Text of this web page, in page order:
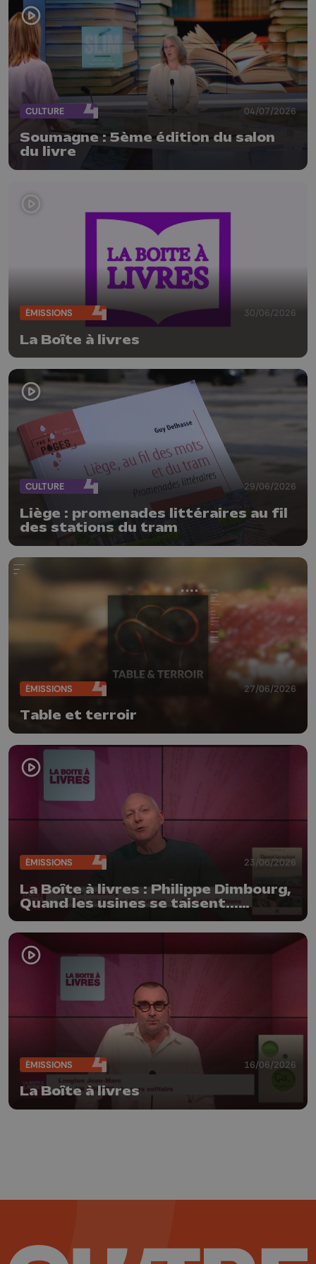
CULTURE 04/07/2026
Soumagne : 5ème édition du salon
du livre
ÉMISSIONS 30/06/2026
La Boîte à livres
CULTURE 29/06/2026
Liège : promenades littéraires au fil
des stations du tram
ÉMISSIONS 27/06/2026
Table et terroir
ÉMISSIONS 23/06/2026
La Boîte à livres : Philippe Dimbourg,
Quand les usines se taisent...
(Farfadets Editions)
ÉMISSIONS 16/06/2026
La Boîte à livres